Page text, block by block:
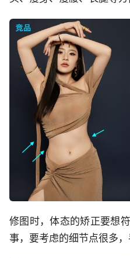
修图时，体态的矫正要想
事，要考虑的细节点很多，